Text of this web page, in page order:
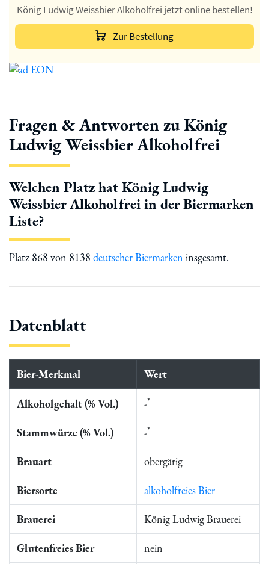
König Ludwig Weissbier Alkoholfrei jetzt online bestellen!
Zur Bestellung
Fragen & Antworten zu König
Ludwig Weissbier Alkoholfrei
Welchen Platz hat König Ludwig
Weissbier Alkoholfrei in der Biermarken
Liste?
Platz 868 von 8138 deutscher Biermarken insgesamt.
Datenblatt
Bier-Merkmal Wert
Alkoholgehalt (% Vol.) -*
Stammwürze (% Vol.) -*
Brauart obergärig
Biersorte alkoholfreies Bier
Brauerei König Ludwig Brauerei
Glutenfreies Bier nein